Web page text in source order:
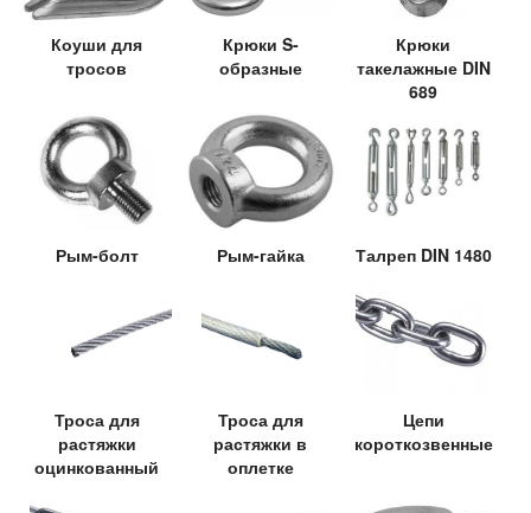
Коуши для
тросов
Крюки S-
образные
Крюки
такелажные DIN
689
Рым-болт Рым-гайка Талреп DIN 1480
Троса для
растяжки
оцинкованный
Троса для
растяжки в
оплетке
Цепи
короткозвенные